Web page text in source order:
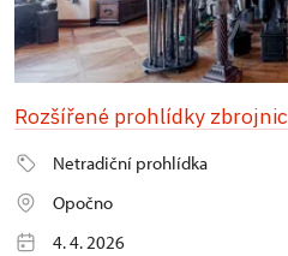
Rozšířené prohlídky zbrojnic
Netradiční prohlídka
Opočno
4. 4. 2026